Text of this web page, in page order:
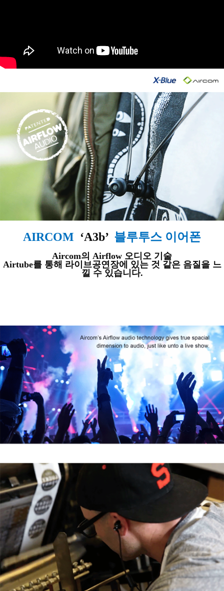
AIRCOM ‘A3b’ 블루투스 이어폰
Aircom의 Airflow 오디오 기술
Airtube를 통해 라이브공연장에 있는 것 같은 음질을 느
낄 수 있습니다.